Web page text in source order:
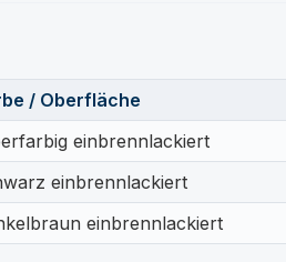
/ Oberfläche
einbrennlackiert
einbrennlackiert
einbrennlackiert